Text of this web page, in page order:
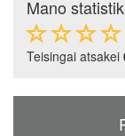
Mano
Teisingai atsakei